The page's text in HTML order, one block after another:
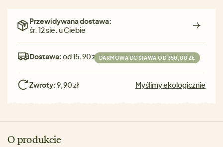
Przewidywana dostawa:
śr. 12 sie. u Ciebie
Dostawa:od 15,90 zł DARMOWA DOSTAWA OD 350,00 ZŁ
Zwroty:9,90 zł Myślimy ekologicznie
O produkcie